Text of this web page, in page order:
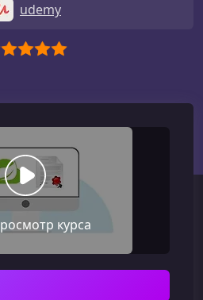
udemy
курса